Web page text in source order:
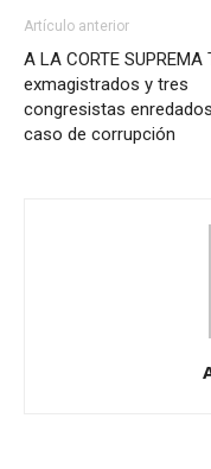
Artículo anterior
A LA CORTE SUPREMA
exmagistrados y tres
congresistas
caso de corrupción